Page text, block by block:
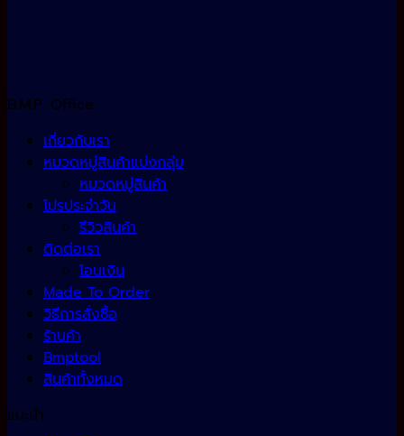
B.M.P. Office
เกี่ยวกับเรา
หมวดหมู่สินค้าแบ่งกลุ่ม
หมวดหมู่สินค้า
โปรประจำวัน
รีวิวสินค้า
ติดต่อเรา
โอนเงิน
Made To Order
วิธีการสั่งซื้อ
ร้านค้า
Bmptool
สินค้าทั้งหมด
แนะนำ